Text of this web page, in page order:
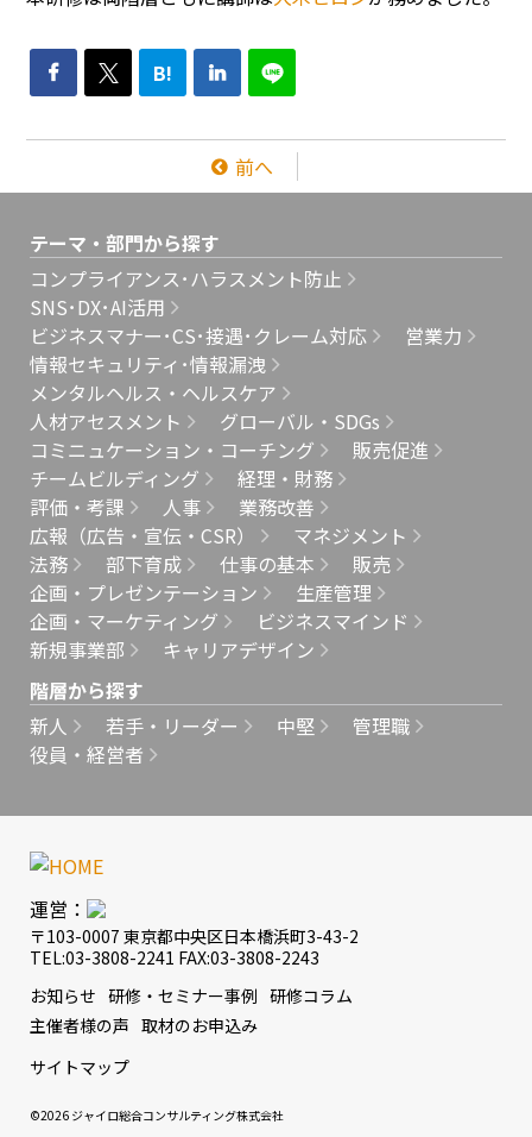
B!
前へ
運営：
〒103-0007 東京都中央区日本橋浜町3-43-2
TEL:03-3808-2241 FAX:03-3808-2243
お知らせ 研修・セミナー事例 研修コラム
主催者様の声 取材のお申込み
サイトマップ
©2026 ジャイロ総合コンサルティング株式会社
テーマ・部門から探す
コンプライアンス･ハラスメント防止
SNS･DX･AI活用
ビジネスマナー･CS･接遇･クレーム対応
営業力
情報セキュリティ･情報漏洩
メンタルヘルス・ヘルスケア
人材アセスメント
グローバル・SDGs
コミニュケーション・コーチング
販売促進
チームビルディング
経理・財務
評価・考課
人事
業務改善
広報（広告・宣伝・CSR）
マネジメント
法務
部下育成 仕事の基本
販売
企画・プレゼンテーション
生産管理
企画・マーケティング
ビジネスマインド
新規事業部
キャリアデザイン
階層から探す
新人
若手・リーダー 中堅
管理職
役員・経営者